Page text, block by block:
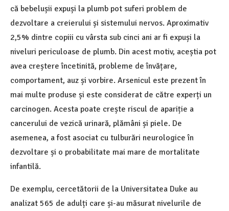
că bebelușii expuși la plumb pot suferi problem de
dezvoltare a creierului și sistemului nervos. Aproximativ
2,5% dintre copiii cu vârsta sub cinci ani ar fi expuși la
niveluri periculoase de plumb. Din acest motiv, aceștia pot
avea creștere încetinită, probleme de învățare,
comportament, auz și vorbire. Arsenicul este prezent în
mai multe produse și este considerat de către experți un
carcinogen. Acesta poate crește riscul de apariție a
cancerului de vezică urinară, plămâni și piele. De
asemenea, a fost asociat cu tulburări neurologice în
dezvoltare și o probabilitate mai mare de mortalitate
infantilă.
De exemplu, cercetătorii de la Universitatea Duke au
analizat 565 de adulți care și-au măsurat nivelurile de